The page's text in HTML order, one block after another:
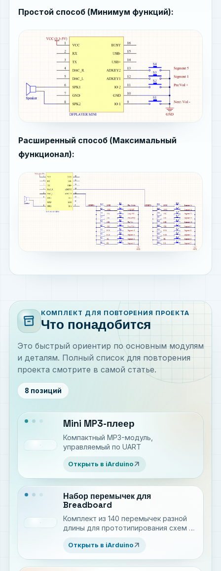
Простой способ (Минимум функций):
Расширенный способ (Максимальный
функционал):
inventory_2
КОМПЛЕКТ ДЛЯ ПОВТОРЕНИЯ ПРОЕКТА
Что понадобится
Это быстрый ориентир по основным модулям
и деталям. Полный список для повторения
проекта смотрите в самой статье.
8 позиций
Mini MP3-плеер
Компактный MP3-модуль,
управляемый по UART
Открыть в iArduino arrow_outward
Набор перемычек для
Breadboard
Комплект из 140 перемычек разной
длины для прототипирования схем на
Открыть в iArduino arrow_outward